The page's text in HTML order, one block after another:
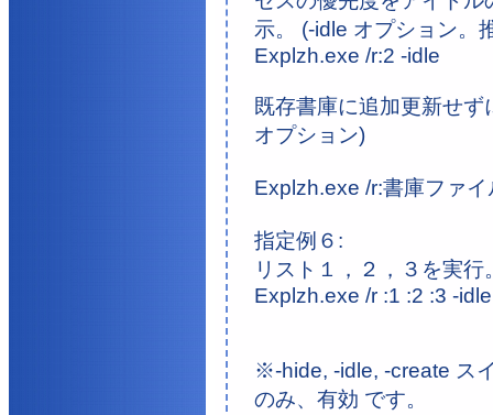
示。 (-idle オプション。
Explzh.exe /r:2 -idle
既存書庫に追加更新せ
オプション)
Explzh.exe /r:書庫ファ
指定例６:
リスト１，２，３を実
Explzh.exe /r :1 :2 :3 -
※-hide, -idle, -create ス
のみ、有効 です。